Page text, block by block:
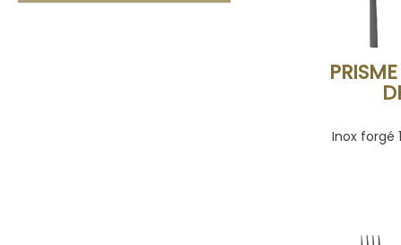
Inox forgé